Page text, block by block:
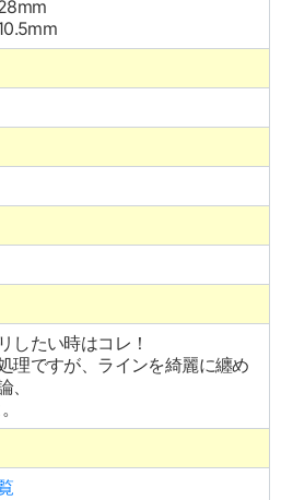
したい時はコレ！
理ですが、ラインを綺麗に纏め